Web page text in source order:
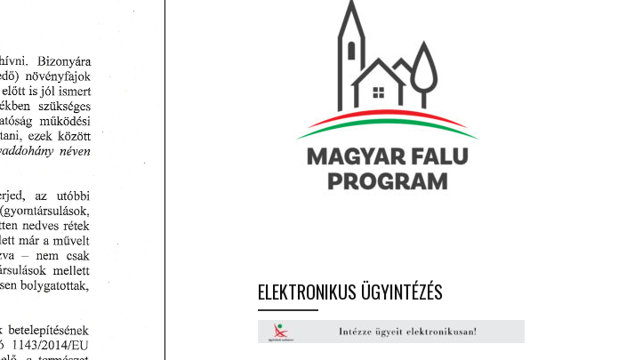
ELEKTRONIKUS ÜGYINTÉZÉS